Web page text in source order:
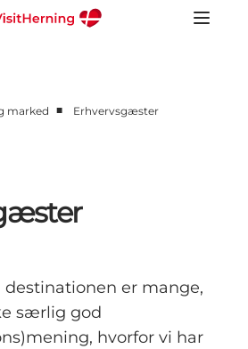
marked ■ Erhvervsgæster
er mange,
særlig god
hvorfor vi har